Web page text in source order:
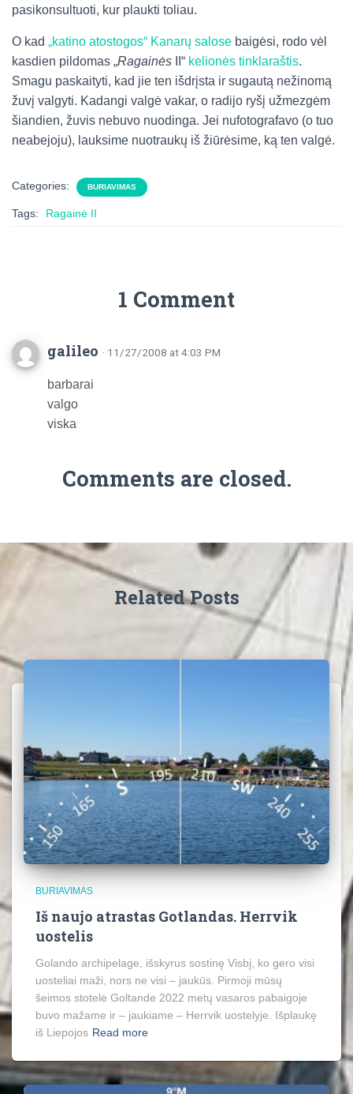
pasikonsultuoti, kur plaukti toliau.
O kad „katino atostogos“ Kanarų salose baigėsi, rodo vėl
kasdien pildomas „Ragainės II“ kelionės tinklaraštis.
Smagu paskaityti, kad jie ten išdrįsta ir sugautą nežinomą
žuvį valgyti. Kadangi valgė vakar, o radijo ryšį užmezgėm
šiandien, žuvis nebuvo nuodinga. Jei nufotografavo (o tuo
neabejoju), lauksime nuotraukų iš žiūrėsime, ką ten valgė.
Categories: BURIAVIMAS
Tags: Ragainė II
1 Comment
galileo · 11/27/2008 at 4:03 PM
barbarai
valgo
viska
Comments are closed.
Related Posts
BURIAVIMAS
Iš naujo atrastas Gotlandas. Herrvik
uostelis
Golando archipelage, išskyrus sostinę Visbį, ko gero visi
uosteliai maži, nors ne visi – jaukūs. Pirmoji mūsų
šeimos stotelė Goltande 2022 metų vasaros pabaigoje
buvo mažame ir – jaukiame – Herrvik uostelyje. Išplaukę
iš Liepojos Read more